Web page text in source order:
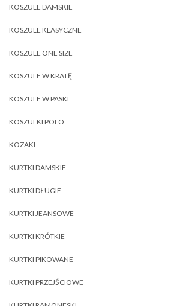
KOSZULE DAMSKIE
KOSZULE KLASYCZNE
KOSZULE ONE SIZE
KOSZULE W KRATĘ
KOSZULE W PASKI
KOSZULKI POLO
KOZAKI
KURTKI DAMSKIE
KURTKI DŁUGIE
KURTKI JEANSOWE
KURTKI KRÓTKIE
KURTKI PIKOWANE
KURTKI PRZEJŚCIOWE